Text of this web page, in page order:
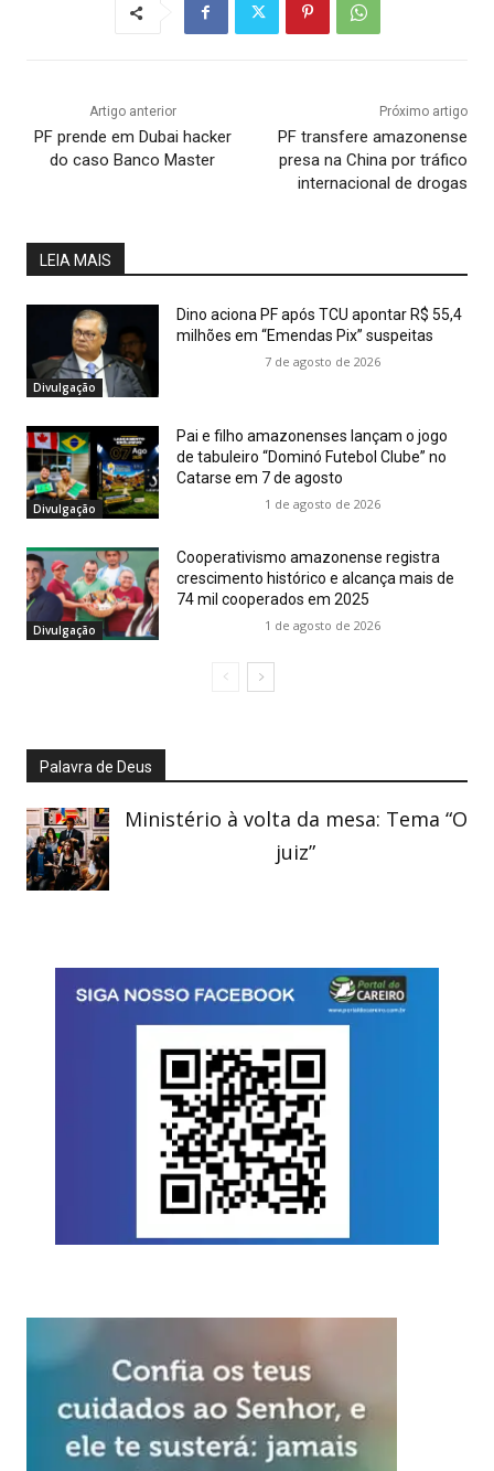
Artigo anterior
PF prende em Dubai hacker
do caso Banco Master
Próximo artigo
PF transfere amazonense
presa na China por tráfico
internacional de drogas
LEIA MAIS
Divulgação
Dino aciona PF após TCU apontar R$ 55,4
milhões em “Emendas Pix” suspeitas
7 de agosto de 2026
Divulgação
Pai e filho amazonenses lançam o jogo
de tabuleiro “Dominó Futebol Clube” no
Catarse em 7 de agosto
1 de agosto de 2026
Divulgação
Cooperativismo amazonense registra
crescimento histórico e alcança mais de
74 mil cooperados em 2025
1 de agosto de 2026
Palavra de Deus
Ministério à volta da mesa: Tema “O
juiz”